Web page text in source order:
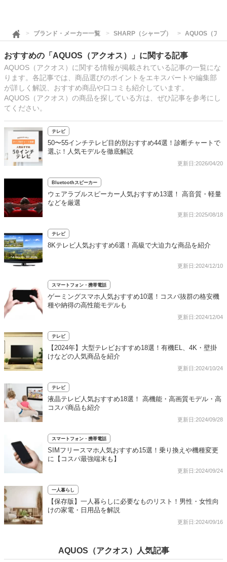
ブランド・メーカー一覧 SHARP（シャープ） AQUOS（アク
おすすめの「AQUOS（アクオス）」に関する記事
AQUOS（アクオス）に関する情報が掲載されている記事の一覧にな
ります。各記事では、商品選びのポイントをエキスパートや編集部
が詳しく解説、おすすめ商品や口コミも紹介しています。
AQUOS（アクオス）の商品を探している方は、ぜひ記事を参考にし
てください。
テレビ
50〜55インチテレビ目的別おすすめ44選！診断チャートで
選ぶ！人気モデルを徹底解説
更新日:2026/04/20
Bluetoothスピーカー
ウェアラブルスピーカー人気おすすめ13選！ 高音質・軽量
などを厳選
更新日:2025/08/18
テレビ
8Kテレビ人気おすすめ6選！高級で大迫力な商品を紹介
更新日:2024/12/10
スマートフォン・携帯電話
ゲーミングスマホ人気おすすめ10選！コスパ抜群の格安機
種や納得の高性能モデルも
更新日:2024/12/04
テレビ
【2024年】大型テレビおすすめ18選！有機EL、4K・壁掛
けなどの人気商品を紹介
更新日:2024/10/24
テレビ
液晶テレビ人気おすすめ18選！ 高機能・高画質モデル・高
コスパ商品も紹介
更新日:2024/09/28
スマートフォン・携帯電話
SIMフリースマホ人気おすすめ15選！乗り換えや機種変更
に【コスパ最強端末も】
更新日:2024/09/24
一人暮らし
【保存版】一人暮らしに必要なものリスト！男性・女性向
けの家電・日用品を解説
更新日:2024/09/16
AQUOS（アクオス）人気記事